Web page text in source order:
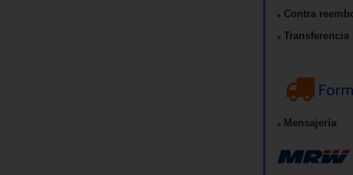
Contra
Transferencia
Mensajería